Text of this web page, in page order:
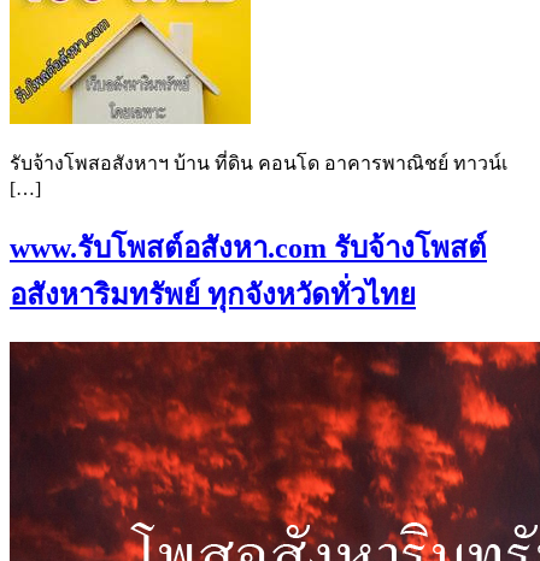
รับจ้างโพสอสังหาฯ บ้าน ที่ดิน คอนโด อาคารพาณิชย์ ทาวน์เ
[…]
www.รับโพสต์อสังหา.com รับจ้างโพสต์
อสังหาริมทรัพย์ ทุกจังหวัดทั่วไทย